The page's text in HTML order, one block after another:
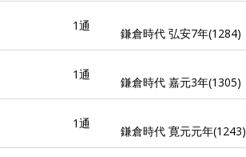
1通
鎌倉時代 弘安7年(1284)
1通
鎌倉時代 嘉元3年(1305)
1通
鎌倉時代 寛元元年(1243)